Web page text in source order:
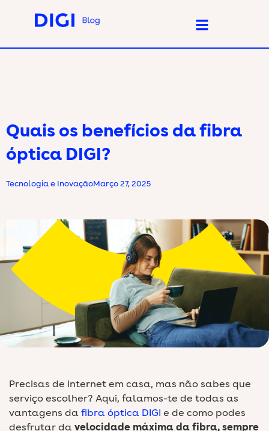
Quais os benefícios da fibra
óptica DIGI?
Tecnologia e InovaçãoMarço 27, 2025
Precisas de internet em casa, mas não sabes que
serviço escolher? Aqui, falamos-te de todas as
vantagens dafibra óptica DIGI e de como podes
desfrutar davelocidade máxima da fibra, sempre